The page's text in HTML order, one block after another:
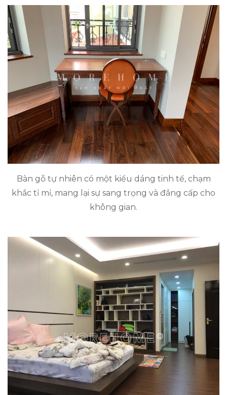
Bàn gỗ tự nhiên có một kiểu dáng tinh tế, chạm
khắc tỉ mỉ, mang lại sự sang trọng và đẳng cấp cho
không gian.